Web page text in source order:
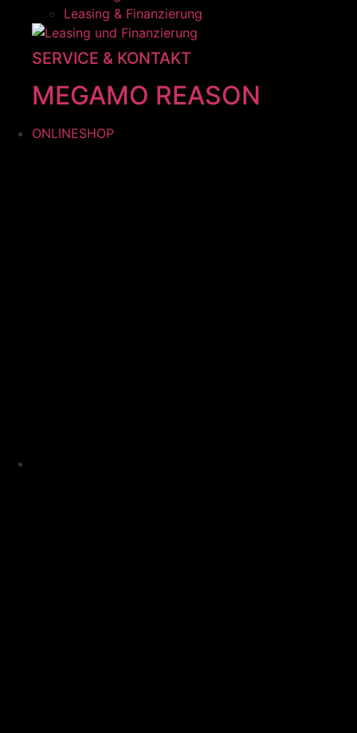
Leasing & Finanzierung
SERVICE & KONTAKT
MEGAMO REASON
ONLINESHOP